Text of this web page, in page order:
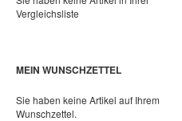
Vergleichsliste
MEIN WUNSCHZETTEL
Sie haben keine Artikel auf Ihrem
Wunschzettel.